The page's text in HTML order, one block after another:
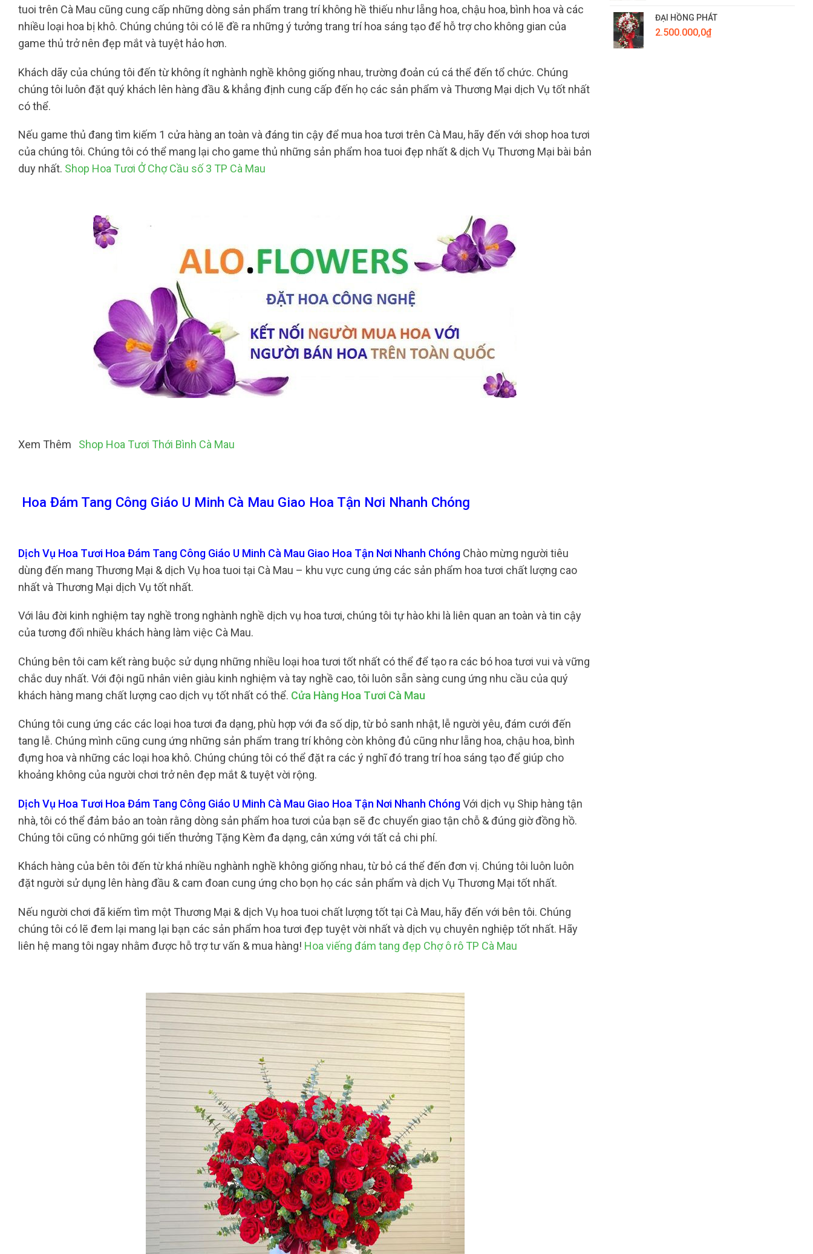
tuoi trên Cà Mau cũng cung cấp những dòng sản phẩm trang trí không hề thiếu như lẵng hoa, chậu hoa, bình hoa và các
nhiều loại hoa bị khô. Chúng chúng tôi có lẽ đề ra những ý tưởng trang trí hoa sáng tạo để hỗ trợ cho không gian của
game thủ trở nên đẹp mắt và tuyệt hảo hơn.
Khách dãy của chúng tôi đến từ không ít nghành nghề không giống nhau, trường đoản cú cá thể đến tổ chức. Chúng
chúng tôi luôn đặt quý khách lên hàng đầu & khẳng định cung cấp đến họ các sản phẩm và Thương Mại dịch Vụ tốt nhất
có thể.
Nếu game thủ đang tìm kiếm 1 cửa hàng an toàn và đáng tin cậy để mua hoa tươi trên Cà Mau, hãy đến với shop hoa tươi
của chúng tôi. Chúng tôi có thể mang lại cho game thủ những sản phẩm hoa tuoi đẹp nhất & dịch Vụ Thương Mại bài bản
duy nhất. Shop Hoa Tươi Ở Chợ Cầu số 3 TP Cà Mau
Xem Thêm Shop Hoa Tươi Thới Bình Cà Mau
Hoa Đám Tang Công Giáo U Minh Cà Mau Giao Hoa Tận Nơi Nhanh Chóng
Dịch Vụ Hoa Tươi Hoa Đám Tang Công Giáo U Minh Cà Mau Giao Hoa Tận Nơi Nhanh Chóng Chào mừng người tiêu
dùng đến mang Thương Mại & dịch Vụ hoa tuoi tại Cà Mau – khu vực cung ứng các sản phẩm hoa tươi chất lượng cao
nhất và Thương Mại dịch Vụ tốt nhất.
Với lâu đời kinh nghiệm tay nghề trong nghành nghề dịch vụ hoa tươi, chúng tôi tự hào khi là liên quan an toàn và tin cậy
của tương đối nhiều khách hàng làm việc Cà Mau.
Chúng bên tôi cam kết ràng buộc sử dụng những nhiều loại hoa tươi tốt nhất có thể để tạo ra các bó hoa tươi vui và vững
chắc duy nhất. Với đội ngũ nhân viên giàu kinh nghiệm và tay nghề cao, tôi luôn sẵn sàng cung ứng nhu cầu của quý
khách hàng mang chất lượng cao dịch vụ tốt nhất có thể. Cửa Hàng Hoa Tươi Cà Mau
Chúng tôi cung ứng các các loại hoa tươi đa dạng, phù hợp với đa số dịp, từ bỏ sanh nhật, lễ người yêu, đám cưới đến
tang lễ. Chúng mình cũng cung ứng những sản phẩm trang trí không còn không đủ cũng như lẵng hoa, chậu hoa, bình
đựng hoa và những các loại hoa khô. Chúng chúng tôi có thể đặt ra các ý nghĩ đó trang trí hoa sáng tạo để giúp cho
khoảng không của người chơi trở nên đẹp mắt & tuyệt vời rộng.
Dịch Vụ Hoa Tươi Hoa Đám Tang Công Giáo U Minh Cà Mau Giao Hoa Tận Nơi Nhanh ChóngVới dịch vụ Ship hàng tận
nhà, tôi có thể đảm bảo an toàn rằng dòng sản phẩm hoa tươi của bạn sẽ đc chuyển giao tận chỗ & đúng giờ đồng hồ.
Chúng tôi cũng có những gói tiến thưởng Tặng Kèm đa dạng, cân xứng với tất cả chi phí.
Khách hàng của bên tôi đến từ khá nhiều nghành nghề không giống nhau, từ bỏ cá thể đến đơn vị. Chúng tôi luôn luôn
đặt người sử dụng lên hàng đầu & cam đoan cung ứng cho bọn họ các sản phẩm và dịch Vụ Thương Mại tốt nhất.
Nếu người chơi đã kiếm tìm một Thương Mại & dịch Vụ hoa tuoi chất lượng tốt tại Cà Mau, hãy đến với bên tôi. Chúng
chúng tôi có lẽ đem lại mang lại bạn các sản phẩm hoa tươi đẹp tuyệt vời nhất và dịch vụ chuyên nghiệp tốt nhất. Hãy
liên hệ mang tôi ngay nhằm được hỗ trợ tư vấn & mua hàng! Hoa viếng đám tang đẹp Chợ ô rô TP Cà Mau
ĐẠI HỒNG PHÁT
2.500.000,0₫